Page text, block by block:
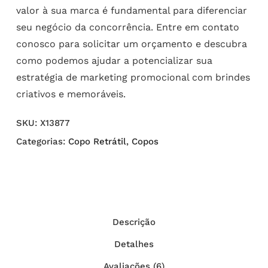
valor à sua marca é fundamental para diferenciar
seu negócio da concorrência. Entre em contato
conosco para solicitar um orçamento e descubra
como podemos ajudar a potencializar sua
estratégia de marketing promocional com brindes
criativos e memoráveis.
SKU: X13877
Categorias: Copo Retrátil, Copos
Descrição
Detalhes